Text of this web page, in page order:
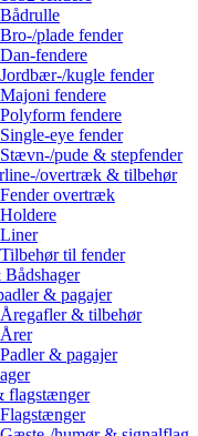
Bådrulle
Bro-/plade fender
Dan-fendere
Jordbær-/kugle fender
Majoni fendere
Polyform fendere
Single-eye fender
Stævn-/pude & stepfender
overtræk & tilbehør
Fender overtræk
Holdere
Liner
Tilbehør til fender
& pagajer
Åregafler & tilbehør
Årer
Padler & pagajer
flagstænger
Flagstænger